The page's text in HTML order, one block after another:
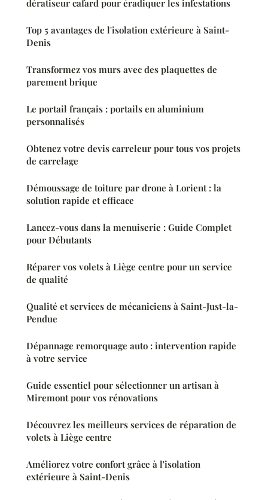
dératiseur cafard pour éradiquer les infestations
Top 5 avantages de l'isolation extérieure à Saint-
Denis
Transformez vos murs avec des plaquettes de
parement brique
Le portail français : portails en aluminium
personnalisés
Obtenez votre devis carreleur pour tous vos projets
de carrelage
Démoussage de toiture par drone à Lorient : la
solution rapide et efficace
Lancez-vous dans la menuiserie : Guide Complet
pour Débutants
Réparer vos volets à Liège centre pour un service
de qualité
Qualité et services de mécaniciens à Saint-Just-la-
Pendue
Dépannage remorquage auto : intervention rapide
à votre service
Guide essentiel pour sélectionner un artisan à
Miremont pour vos rénovations
Découvrez les meilleurs services de réparation de
volets à Liège centre
Améliorez votre confort grâce à l'isolation
extérieure à Saint-Denis